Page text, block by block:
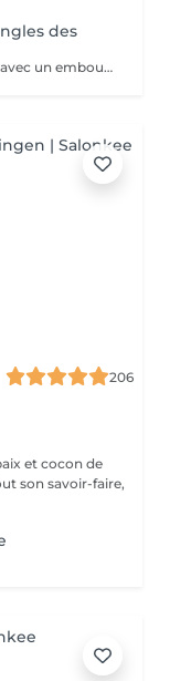
des
Le retrait complet sera réalisé délicatement avec un embout spécial de ponceuse à ongles. Inclus dans la prestation : Façonner et limer les ongles.
206
et cocon de
son savoir-faire,